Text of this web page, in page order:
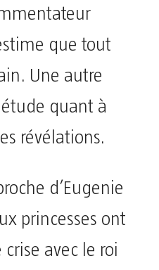
que tout
Une autre
quant à
révélations.
d’Eugenie
princesses ont
avec le roi